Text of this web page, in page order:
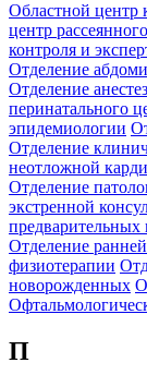
Областной центр
центр
контроля и
Отделение
Отделение
перинатального
эпидемиологии
Отделение
неотложной
Отделение
экстренной
Отделение
физиотерапии
новорожденных
П